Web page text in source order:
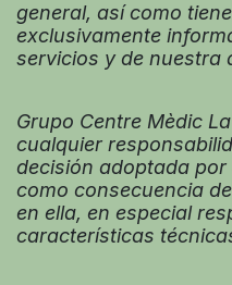
general, así como
exclusivamente
servicios y de nuestra
Grupo Centre Mèdic
cualquier
decisión adoptada
como consecuencia
en ella, en especial
características